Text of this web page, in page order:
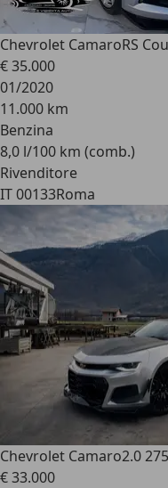
Chevrolet CamaroRS
€ 35.000
01/2020
11.000 km
Benzina
8,0 l/100 km (comb.)
Rivenditore
IT 00133Roma
Chevrolet Camaro2.0
€ 33.000